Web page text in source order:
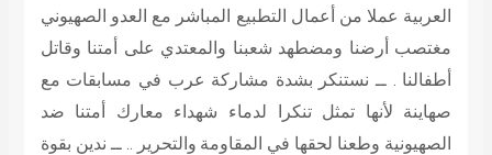
العربية عملا من أعمال التطبيع المباشر مع العدو الصهيوني
مغتصب أرضنا ومضطهد شعبنا والمعتدي على أمتنا وقاتل
أطفالنا . ــ نستنكر بشدة مشاركة عرب في مسابقات مع
صهاينة لأنها تمثل تنكرا لدماء شهداء معارك أمتنا ضد
الصهيونية وطعنا لحقها في المقاومة والتحرير .. ــ ندين بقوة